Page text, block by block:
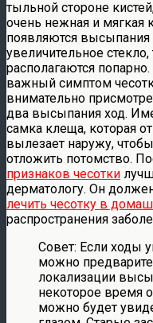
тыльной стороне
очень нежная и мягкая
появляются высыпания
увеличительное
располагаются
важный симптом
внимательно
два высыпания ход.
самка клеща, которая
вылезает наружу,
отложить потомство.
признаков чесотки
дерматологу. Он
лечить чесотку в
распространения
Совет: Если ходы
можно
локализации
некоторое время
можно будет